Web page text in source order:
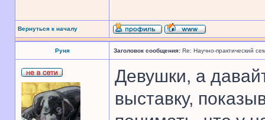
Вернуться к началу
Руня Заголовок сообщения: Re: Научно-практический
Девушки, а
выставку,